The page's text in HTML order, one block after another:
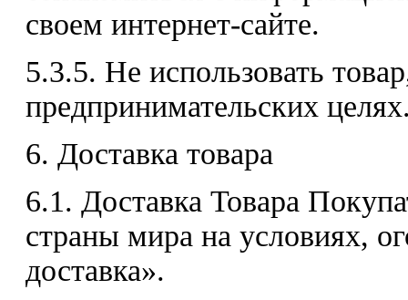
своем интернет-сайте.
5.3.5. Не использовать
предпринимательских
6. Доставка товара
6.1. Доставка Товара
страны мира на условиях,
доставка».